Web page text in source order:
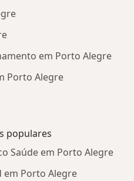
em Porto Alegre
Porto Alegre
populares
Saúde em Porto Alegre
em Porto Alegre